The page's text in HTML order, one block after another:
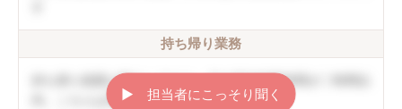
持ち帰り業務
持ち帰り残業は禁止しており、月の平均残業時間が〇時間以
内。こちらは非公開情報のサンプルです
▶︎ 担当者にこっそり聞く